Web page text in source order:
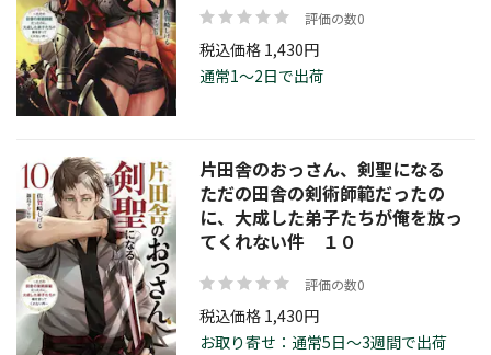
評価の数0
税込価格 1,430円
通常1～2日で出荷
片田舎のおっさん、剣聖になる
ただの田舎の剣術師範だったの
に、大成した弟子たちが俺を放っ
てくれない件 １０
評価の数0
税込価格 1,430円
お取り寄せ：通常5日～3週間で出荷